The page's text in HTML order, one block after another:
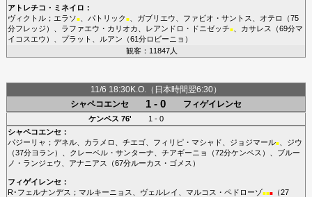
アトレチコ・ミネイロ ：
ヴィクトル； エラソ■、 パトリック ■、 ガブリエウ ファビオ・サントス オテロ
（75
分フレッジ ）、 ラファエウ・カリオカ レアンドロ・ドニゼッチ■、 カサレス （69分マ
イコスエウ ）、 プラット ルアン （61分ロビーニョ ）
観客：11847人
11/6 18:30K.O.（日本時間翌6:30）
シャペコエンセ
1 - 0 フィゲイレンセ
ケンペス 76'
1 - 0
シャペコエンセ：
パジーリャ ； デネル、 カラメロ チエゴ、 フィリピ・マシャド ジョジマール■、 ジウ
（37分ヨラン ）、 クレーベル・サンターナ チアギーニョ （72分ケンペス ）、 ブルー
ノ・ランジェウ
アナニアス （67分ルーカス・ゴメス ）
フィゲイレンセ：
R･フェルナンデス ； マルキーニョス ヴェルレイ マルコス・ペドローゾ■■■（27